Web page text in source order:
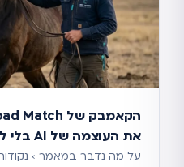
את העוצמה של AI בלי לשרוף את התקציב
על מה נדבר במאמר ›